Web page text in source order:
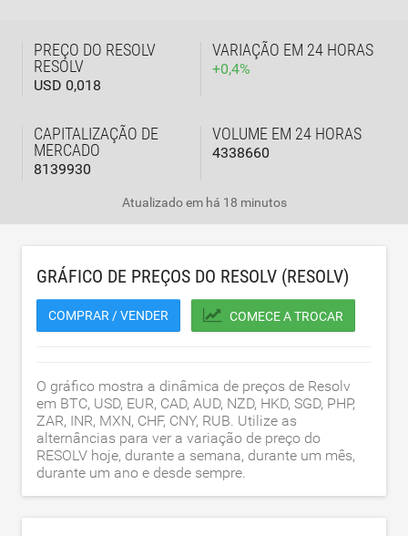
PREÇO DO RESOLV
RESOLV
USD 0,018
VARIAÇÃO EM 24 HORAS
+0,4%
CAPITALIZAÇÃO DE
MERCADO
8139930
VOLUME EM 24 HORAS
4338660
Atualizado em há 18 minutos
GRÁFICO DE PREÇOS DO RESOLV (RESOLV)
COMPRAR / VENDER COMECE A TROCAR
O gráfico mostra a dinâmica de preços de Resolv
em BTC, USD, EUR, CAD, AUD, NZD, HKD, SGD, PHP,
ZAR, INR, MXN, CHF, CNY, RUB. Utilize as
alternâncias para ver a variação de preço do
RESOLV hoje, durante a semana, durante um mês,
durante um ano e desde sempre.